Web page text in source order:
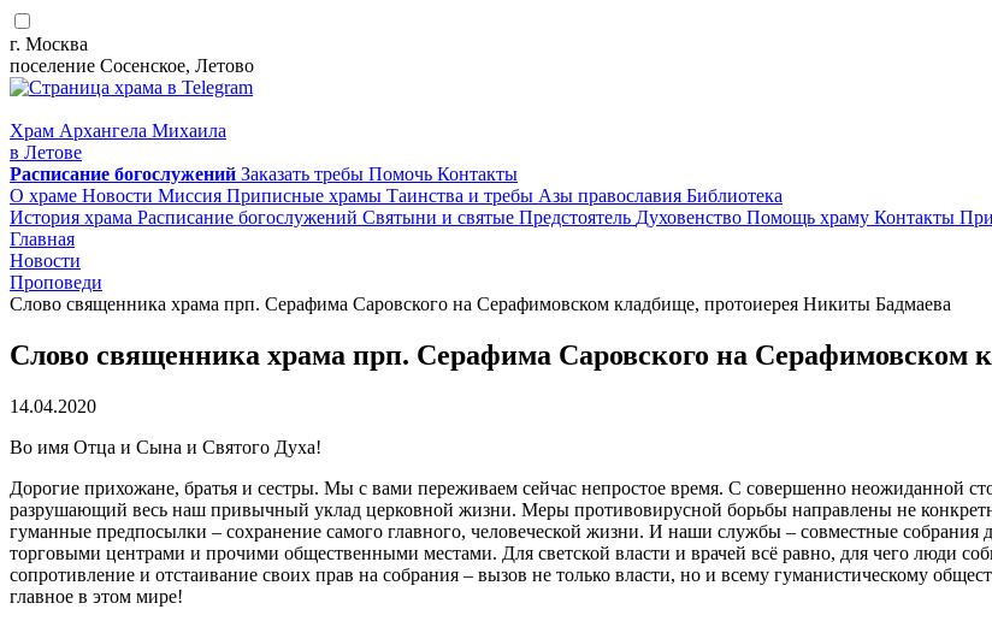
г. Москва
поселение Сосенское, Летово
Храм Архангела Михаила
в Летове
Расписание богослужений Заказать требы Помочь Контакты
О храме Новости Миссия Приписные храмы Таинства и требы Азы православия Библиотека
История храма Расписание богослужений Святыни и святые Предстоятель Духовенство Помощь храму Контакты
Главная
Новости
Проповеди
Слово священника храма прп. Серафима Саровского на Серафимовском кладбище, протоиерея Никиты Бадмаева
Слово священника храма прп. Серафима Саровского на Серафимовском
14.04.2020
Во имя Отца и Сына и Святого Духа!
Дорогие прихожане, братья и сестры. Мы с вами переживаем сейчас непростое время. С совершенно неожиданной
разрушающий весь наш привычный уклад церковной жизни. Меры противовирусной борьбы направлены не
гуманные предпосылки – сохранение самого главного, человеческой жизни. И наши службы – совместные
торговыми центрами и прочими общественными местами. Для светской власти и врачей всё равно, для чего люди
сопротивление и отстаивание своих прав на собрания – вызов не только власти, но и всему гуманистическому
главное в этом мире!